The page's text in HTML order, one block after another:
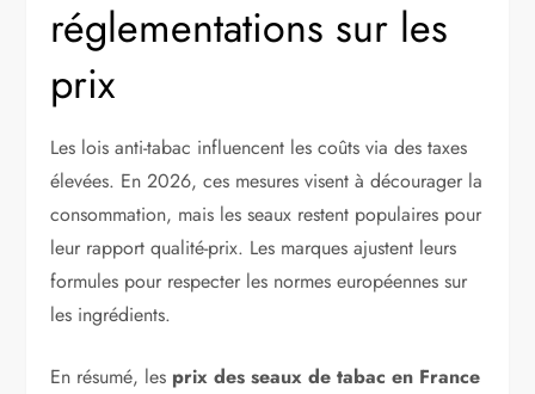
réglementations sur les
prix
Les lois anti-tabac influencent les coûts via des taxes
élevées. En 2026, ces mesures visent à décourager la
consommation, mais les seaux restent populaires pour
leur rapport qualité-prix. Les marques ajustent leurs
formules pour respecter les normes européennes sur
les ingrédients.
En résumé, les prix des seaux de tabac en France